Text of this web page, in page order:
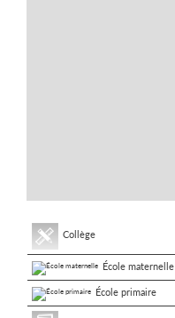
Collège
École maternelle
École primaire